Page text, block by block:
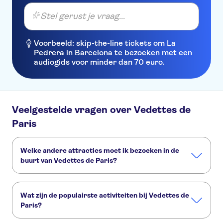
Stel gerust je vraag...
Voorbeeld: skip-the-line tickets om La
Pedrera in Barcelona te bezoeken met een
audiogids voor minder dan 70 euro.
Veelgestelde vragen over Vedettes de
Paris
Welke andere attracties moet ik bezoeken in de
buurt van Vedettes de Paris?
Rivier de Seine
Wat zijn de populairste activiteiten bij Vedettes de
Paris?